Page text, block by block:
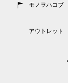
モノヲハコブ
アウトレット